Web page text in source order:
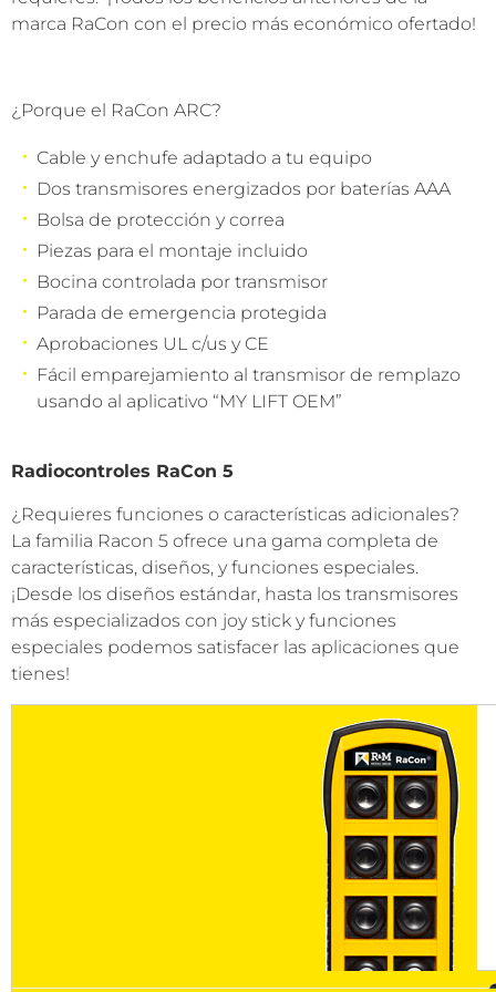
marca RaCon con el precio más económico ofertado!
¿Porque el RaCon ARC?
Cable y enchufe adaptado a tu equipo
Dos transmisores energizados por baterías AAA
Bolsa de protección y correa
Piezas para el montaje incluido
Bocina controlada por transmisor
Parada de emergencia protegida
Aprobaciones UL c/us y CE
Fácil emparejamiento al transmisor de remplazo
usando al aplicativo “MY LIFT OEM”
Radiocontroles RaCon 5
¿Requieres funciones o características adicionales?
La familia Racon 5 ofrece una gama completa de
características, diseños, y funciones especiales.
¡Desde los diseños estándar, hasta los transmisores
más especializados con joy stick y funciones
especiales podemos satisfacer las aplicaciones que
tienes!